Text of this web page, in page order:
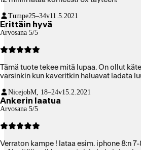
Tumpe25–34v11.5.2021
Erittäin hyvä
Arvosana 5/5
Tämä tuote tekee mitä lupaa. On ollut
varsinkin kun kaveritkin haluavat ladata
NicejobM, 18–24v15.2.2021
Ankerin laatua
Arvosana 5/5
Verraton kampe ! lataa esim. iphone 8:n